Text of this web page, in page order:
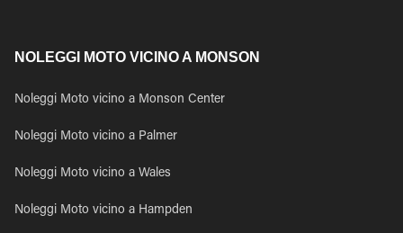
NOLEGGI MOTO VICINO A MONSON
Noleggi Moto vicino a Monson Center
Noleggi Moto vicino a Palmer
Noleggi Moto vicino a Wales
Noleggi Moto vicino a Hampden